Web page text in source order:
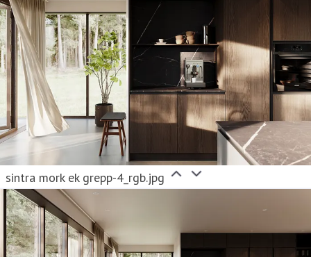
sintra mork ek grepp-4_rgb.jpg